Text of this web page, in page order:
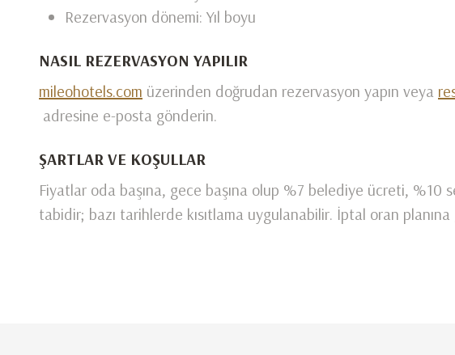
Rezervasyon dönemi: Yıl boyu
NASIL REZERVASYON YAPILIR
mileohotels.com üzerinden doğrudan rezervasyon yapın veya
adresine e-posta gönderin.
ŞARTLAR VE KOŞULLAR
Fiyatlar oda başına, gece başına olup %7 belediye ücreti,
tabidir; bazı tarihlerde kısıtlama uygulanabilir. İptal oran planına